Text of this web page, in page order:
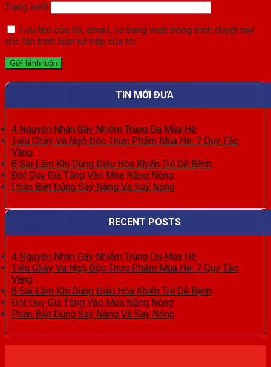
Trang web
Lưu tên của tôi, email, và trang web trong trình duyệt này
cho lần bình luận kế tiếp của tôi.
TIN MỚI ĐƯA
4 Nguyên Nhân Gây Nhiễm Trùng Da Mùa Hè
Tiêu Chảy Và Ngộ Độc Thực Phẩm Mùa Hè: 7 Quy Tắc
Vàng
8 Sai Lầm Khi Dùng Điều Hòa Khiến Trẻ Dễ Bệnh
Đột Quỵ Gia Tăng Vào Mùa Nắng Nóng
Phân Biệt Đúng Say Nắng Và Say Nóng
RECENT POSTS
4 Nguyên Nhân Gây Nhiễm Trùng Da Mùa Hè
Tiêu Chảy Và Ngộ Độc Thực Phẩm Mùa Hè: 7 Quy Tắc
Vàng
8 Sai Lầm Khi Dùng Điều Hòa Khiến Trẻ Dễ Bệnh
Đột Quỵ Gia Tăng Vào Mùa Nắng Nóng
Phân Biệt Đúng Say Nắng Và Say Nóng